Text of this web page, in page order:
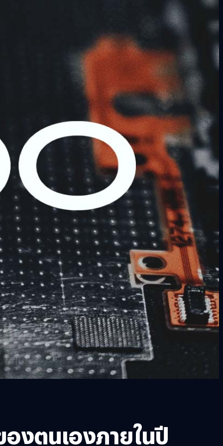
องตนเองภายในปี